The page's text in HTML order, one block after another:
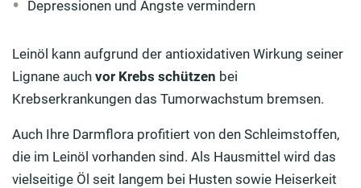
Depressionen und Ängste vermindern
Leinöl kann aufgrund der antioxidativen Wirkung seiner
Lignane auch vor Krebs schützen bei
Krebserkrankungen das Tumorwachstum bremsen.
Auch Ihre Darmflora profitiert von den Schleimstoffen,
die im Leinöl vorhanden sind. Als Hausmittel wird das
vielseitige Öl seit langem bei Husten sowie Heiserkeit